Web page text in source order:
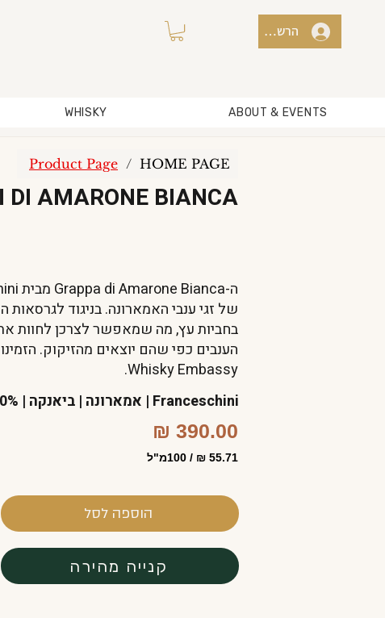
הרשמה למועדון / כניסה
WHISKY ABOUT & EVENTS
HOME PAGE
/
Product Page
DI AMARONE BIANCA
של זגי ענבי האמארונה. בניגוד לגרסאות
בחביות עץ, מה שמאפשר לצרכן לחוות
Whisky Embassy.
Franceschini | אמארונה | ביאנקה | 40% | ניחוחות של פירות אדומים
390.00 ₪
55.71 ₪ / 100מ"ל
הוספה לסל
קנייה מהירה